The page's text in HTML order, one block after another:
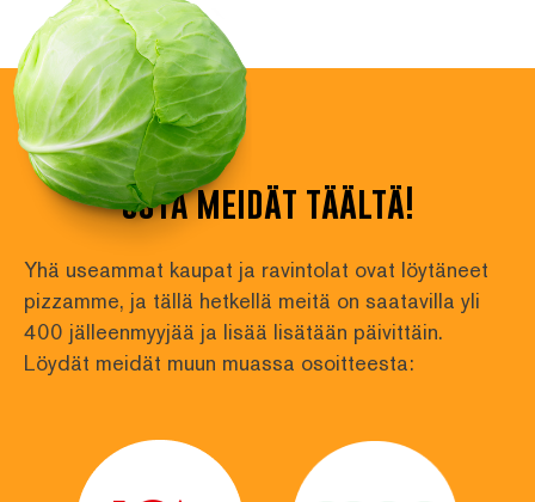
osta meidät täältä!
Yhä useammat kaupat ja ravintolat ovat löytäneet
pizzamme, ja tällä hetkellä meitä on saatavilla yli
400 jälleenmyyjää ja lisää lisätään päivittäin.
Löydät meidät muun muassa osoitteesta: